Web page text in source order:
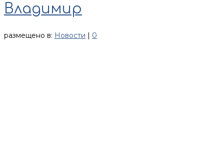
Владимир
размещено в: Новости | 0